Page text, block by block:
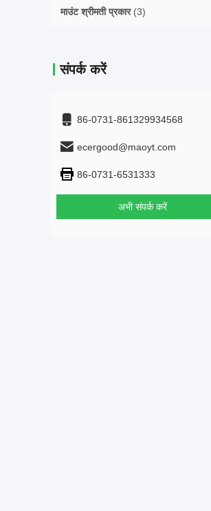
माउंट श्रीमती प्रकार(3)
संपर्क करें
86-0731-861329934568
ecergood@maoyt.com
86-0731-6531333
अभी संपर्क करें